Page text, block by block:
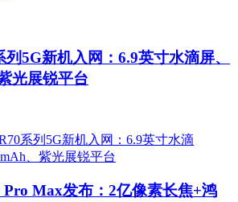
5G新机入网：6.9英寸水滴屏、
光展锐平台
Pro Max发布：2亿像素长焦+鸿